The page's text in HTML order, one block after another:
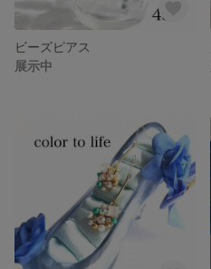
ビーズピアス
展示中